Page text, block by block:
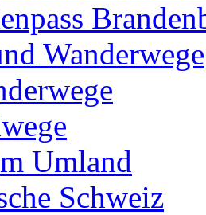
Wanderwege
Umland
Schweiz